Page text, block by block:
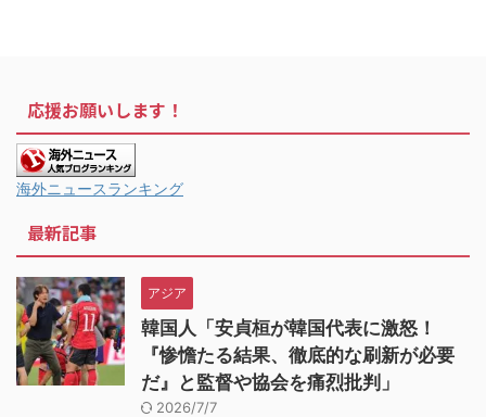
応援お願いします！
海外ニュースランキング
最新記事
アジア
韓国人「安貞桓が韓国代表に激怒！
『惨憺たる結果、徹底的な刷新が必要
だ』と監督や協会を痛烈批判」
2026/7/7